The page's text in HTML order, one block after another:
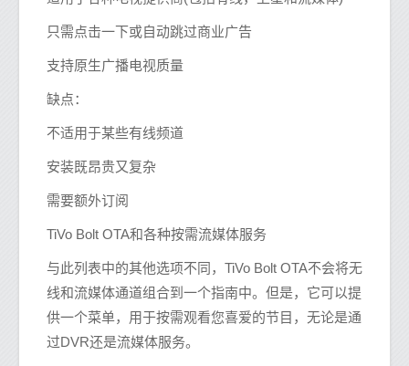
只需点击一下或自动跳过商业广告
支持原生广播电视质量
缺点：
不适用于某些有线频道
安装既昂贵又复杂
需要额外订阅
TiVo Bolt OTA和各种按需流媒体服务
与此列表中的其他选项不同，TiVo Bolt OTA不会将无
线和流媒体通道组合到一个指南中。但是，它可以提
供一个菜单，用于按需观看您喜爱的节目，无论是通
过DVR还是流媒体服务。